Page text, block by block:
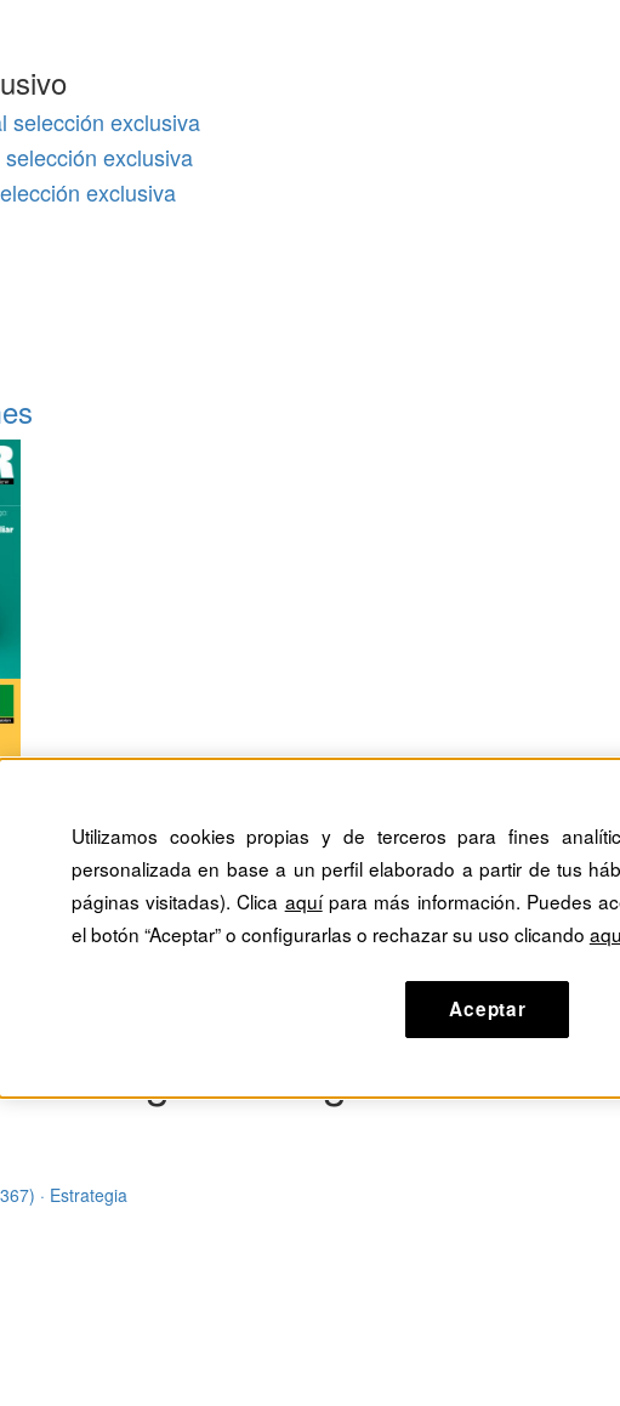
selección exclusiva
exclusiva
exclusiva
el Tag: liderazgo ambidiestro
· Estrategia
Utilizamos cookies propias y de terceros para fines
personalizada en base a un perfil elaborado a partir de tus
páginas visitadas). Clica aquípara más información. Puedes
el botón “Aceptar” o configurarlas o rechazar su uso clicando
Aceptar